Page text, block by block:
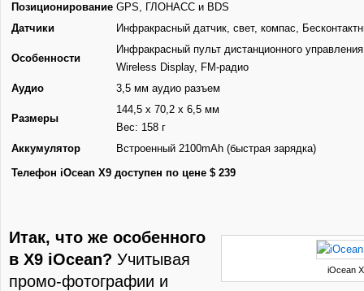
Позиционирование GPS, ГЛОНАСС и BDS
Датчики
Инфракрасный датчик, свет, компас,
Особенности
Инфракрасный пульт дистанционного
Wireless Display, FM-радио
Аудио
3,5 мм аудио разъем
Размеры
144,5 х 70,2 х 6,5 мм
Вес: 158 г
Аккумулятор
Встроенный 2100mAh (быстрая зарядка)
Телефон iOcean X9 доступен по цене $ 239
iOcean
Итак, что же особенного
в X9 iOcean? Учитывая
промо-фотографии и